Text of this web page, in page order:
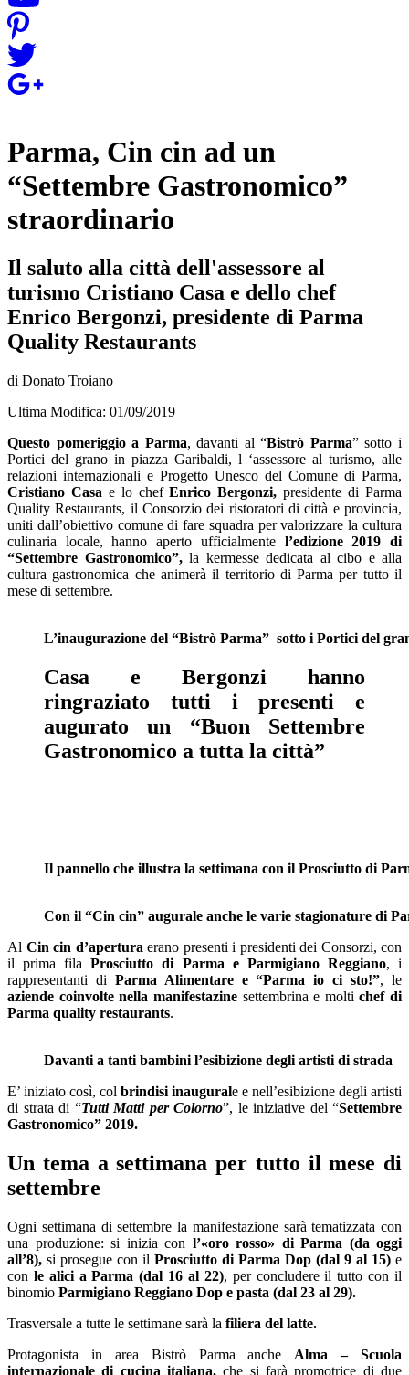
Parma, Cin cin ad un
“Settembre Gastronomico”
straordinario
Il saluto alla città dell'assessore al
turismo Cristiano Casa e dello chef
Enrico Bergonzi, presidente di Parma
Quality Restaurants
di Donato Troiano
Ultima Modifica: 01/09/2019
Questo pomeriggio a Parma, davanti al “Bistrò Parma” sotto i
Portici del grano in piazza Garibaldi, l ‘assessore al turismo, alle
relazioni internazionali e Progetto Unesco del Comune di Parma,
Cristiano Casa e lo chefEnrico Bergonzi, presidente di Parma
Quality Restaurants, il Consorzio dei ristoratori di città e provincia,
uniti dall’obiettivo comune di fare squadra per valorizzare la cultura
culinaria locale, hanno aperto ufficialmentel’edizione 2019 di
“Settembre Gastronomico”,la kermesse dedicata al cibo e alla
cultura gastronomica che animerà il territorio di Parma per tutto il
mese di settembre.
L’inaugurazione del “Bistrò Parma” sotto i Portici del
Casa e Bergonzi hanno
ringraziato tutti i presenti e
augurato un “Buon Settembre
Gastronomico a tutta la città”
Il pannello che illustra la settimana con il Prosciutto di
Con il “Cin cin” augurale anche le varie stagionature di
Al Cin cin d’apertura erano presenti i presidenti dei Consorzi, con
il prima filaProsciutto di Parma e Parmigiano Reggiano, i
rappresentanti di Parma Alimentare e “Parma io ci sto!”, le
aziende coinvolte nella manifestazinesettembrina e moltichef di
Parma quality restaurants.
Davanti a tanti bambini l’esibizione degli artisti di strada
E’ iniziato così, col brindisi inaugurale e nell’esibizione degli artisti
di strata di “Tutti Matti per Colorno”, le iniziative del “Settembre
Gastronomico” 2019.
Un tema a settimana per tutto il mese di
settembre
Ogni settimana di settembre la manifestazione sarà tematizzata con
una produzione: si inizia con l’«oro rosso» di Parma (da oggi
all’8), si prosegue con il Prosciutto di Parma Dop (dal 9 al 15) e
con le alici a Parma (dal 16 al 22), per concludere il tutto con il
binomio Parmigiano Reggiano Dop e pasta (dal 23 al 29).
Trasversale a tutte le settimane sarà la filiera del latte.
Protagonista in area Bistrò Parma anche Alma – Scuola
internazionale di cucina italiana,che si farà promotrice di due